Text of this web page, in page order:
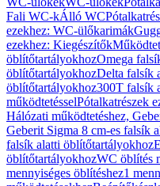
Fali WC-kÁlló WC
ezekhez: WC-ülőkarimák
ezekhez: Kiegészítők
öblítőtartályokhozOmega
öblítőtartályokhozDelta falsík
öblítőtartályokhoz300T falsík
működtetésselPótalkatrészek
Hálózati működtetéshez,
Geberit Sigma 8 cm-es falsík
falsík alatti öblítőtartályokhoz
öblítőtartályokhozWC öblítés
mennyiséges öblítéshez1